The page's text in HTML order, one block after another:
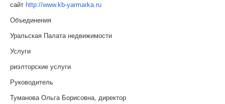
сайт http://www.kb-yarmarka.ru
Объединения
Уральская Палата недвижимости
Услуги
риэлторские услуги
Руководитель
Туманова Ольга Борисовна, директор